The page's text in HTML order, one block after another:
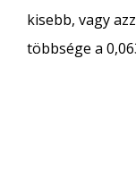
kisebb, vagy
többsége a